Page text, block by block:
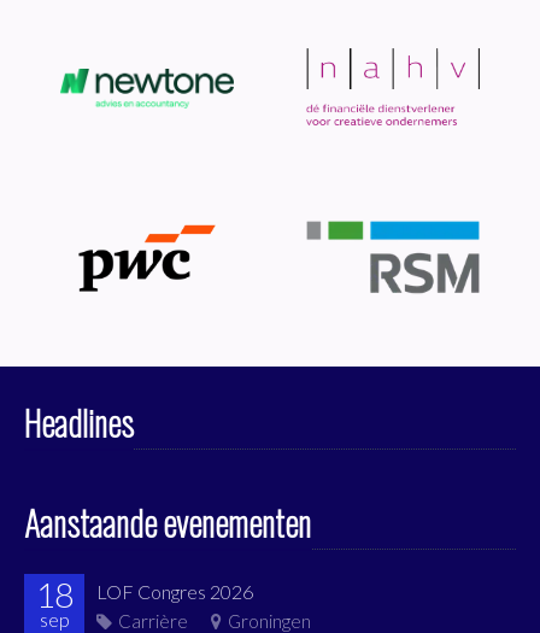
Headlines
Aanstaande evenementen
18
sep
LOF Congres 2026
Carrière Groningen